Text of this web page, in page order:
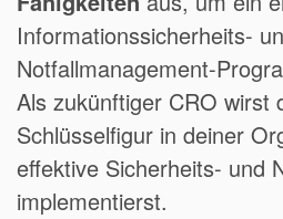
Informationssicherheits-
Notfallmanagement-
Als zukünftiger CRO wirst
Schlüsselfigur in deiner
effektive Sicherheits- und
implementierst.